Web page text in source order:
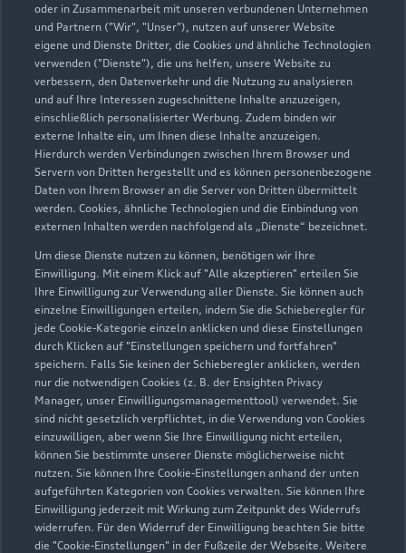
oder in Zusammenarbeit mit unseren verbundenen Unternehmen
und Partnern ("Wir", "Unser"), nutzen auf unserer Website
eigene und Dienste Dritter, die Cookies und ähnliche Technologien
verwenden ("Dienste"), die uns helfen, unsere Website zu
verbessern, den Datenverkehr und die Nutzung zu analysieren
und auf Ihre Interessen zugeschnittene Inhalte anzuzeigen,
einschließlich personalisierter Werbung. Zudem binden wir
externe Inhalte ein, um Ihnen diese Inhalte anzuzeigen.
Hierdurch werden Verbindungen zwischen Ihrem Browser und
Servern von Dritten hergestellt und es können personenbezogene
Daten von Ihrem Browser an die Server von Dritten übermittelt
werden. Cookies, ähnliche Technologien und die Einbindung von
externen Inhalten werden nachfolgend als „Dienste“ bezeichnet.
Um diese Dienste nutzen zu können, benötigen wir Ihre
Einwilligung. Mit einem Klick auf "Alle akzeptieren" erteilen Sie
Ihre Einwilligung zur Verwendung aller Dienste. Sie können auch
einzelne Einwilligungen erteilen, indem Sie die Schieberegler für
jede Cookie-Kategorie einzeln anklicken und diese Einstellungen
durch Klicken auf "Einstellungen speichern und fortfahren"
speichern. Falls Sie keinen der Schieberegler anklicken, werden
nur die notwendigen Cookies (z. B. der Ensighten Privacy
Manager, unser Einwilligungsmanagementtool) verwendet. Sie
sind nicht gesetzlich verpflichtet, in die Verwendung von Cookies
einzuwilligen, aber wenn Sie Ihre Einwilligung nicht erteilen,
können Sie bestimmte unserer Dienste möglicherweise nicht
nutzen. Sie können Ihre Cookie-Einstellungen anhand der unten
aufgeführten Kategorien von Cookies verwalten. Sie können Ihre
Einwilligung jederzeit mit Wirkung zum Zeitpunkt des Widerrufs
widerrufen. Für den Widerruf der Einwilligung beachten Sie bitte
die "Cookie-Einstellungen" in der Fußzeile der Webseite. Weitere
Autohaus Manikowski
GmbH & Co. KG
Servicepartner e-tron
Van-Heukelum-Straße 15
27568 Bremerhaven
0471 954980
info-kd.hb@manikowski.de